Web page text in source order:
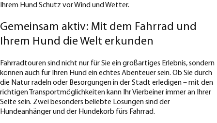
Ihrem Hund Schutz vor Wind und Wetter.
Gemeinsam aktiv: Mit dem Fahrrad und
Ihrem Hund die Welt erkunden
Fahrradtouren sind nicht nur für Sie ein großartiges Erlebnis, sondern
können auch für Ihren Hund ein echtes Abenteuer sein. Ob Sie durch
die Natur radeln oder Besorgungen in der Stadt erledigen – mit den
richtigen Transportmöglichkeiten kann Ihr Vierbeiner immer an Ihrer
Seite sein. Zwei besonders beliebte Lösungen sind der
Hundeanhänger und der Hundekorb fürs Fahrrad.